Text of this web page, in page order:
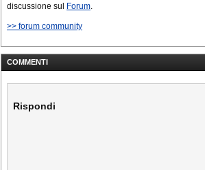
discussione sul Forum
>> forum community
COMMENTI
Rispondi